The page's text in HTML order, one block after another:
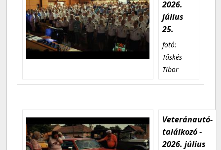
2026.
július
25.
fotó:
Tüskés
Tibor
Veteránautó-
találkozó -
2026. július